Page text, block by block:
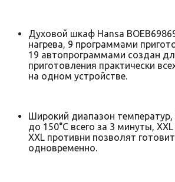
Духовой шкаф Hansa
нагрева, 9 программами
19 автопрограммами создан
приготовления практически
на одном устройстве.
Широкий диапазон температур,
до 150°C всего за 3 минуты,
XXL противни позволят
одновременно.